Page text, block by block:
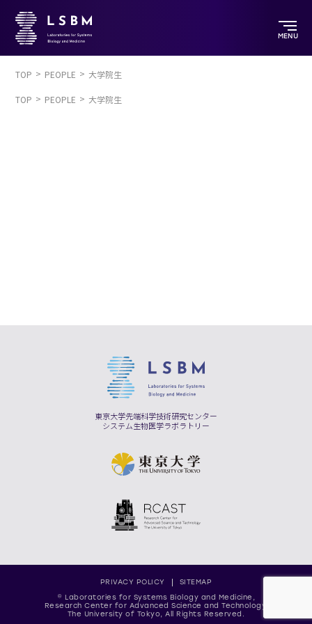
MENU
TOP PEOPLE 大学院生
TOP PEOPLE 大学院生
東京大学先端科学技術研究センター
システム生物医学ラボラトリー
PRIVACY POLICY
SITEMAP
© Laboratories for Systems Biology and Medicine,
Research Center for Advanced Science and Technology,
The University of Tokyo, All Rights Reserved.